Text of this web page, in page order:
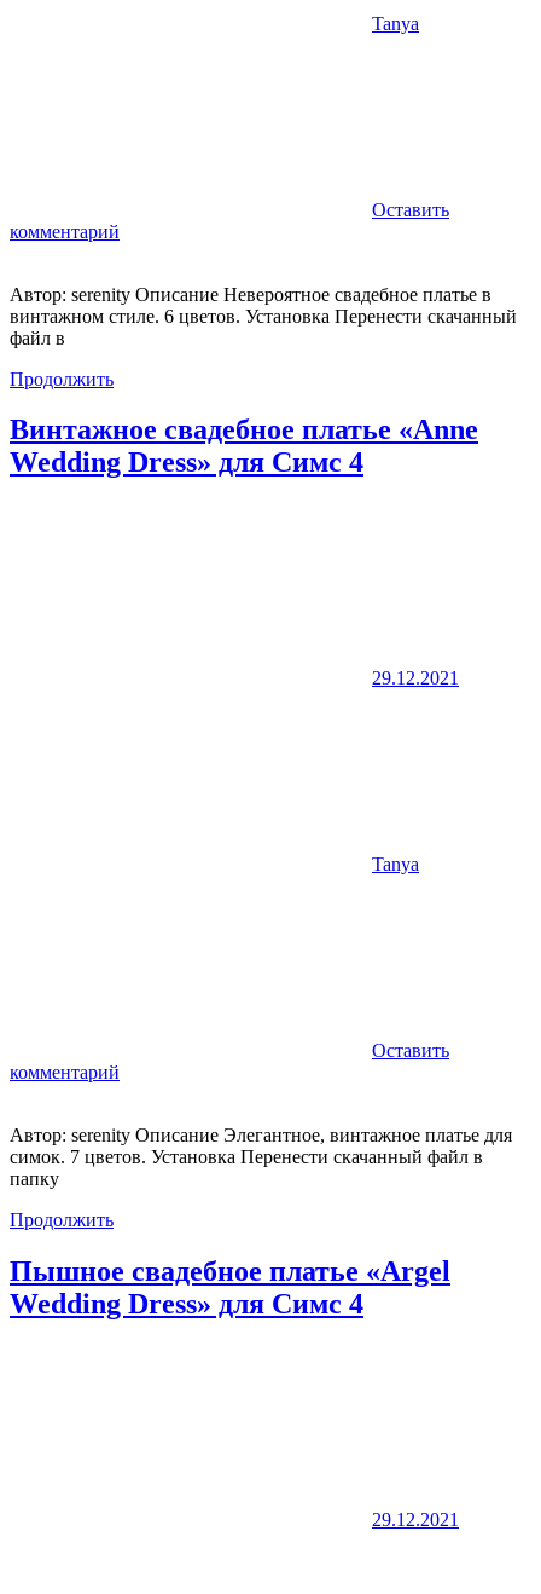
Tanya
Оставить
комментарий
Автор: serenity Описание Невероятное свадебное платье в
винтажном стиле. 6 цветов. Установка Перенести скачанный
файл в
Продолжить
Винтажное свадебное платье «Anne
Wedding Dress» для Симс 4
29.12.2021
Tanya
Оставить
комментарий
Автор: serenity Описание Элегантное, винтажное платье для
симок. 7 цветов. Установка Перенести скачанный файл в
папку
Продолжить
Пышное свадебное платье «Argel
Wedding Dress» для Симс 4
29.12.2021